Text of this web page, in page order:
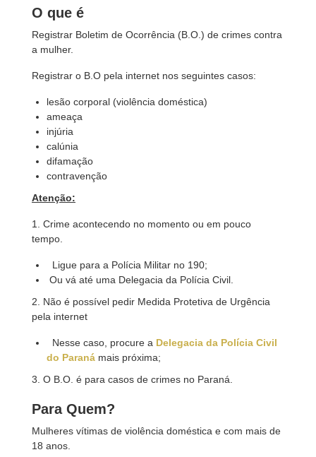
O que é
Registrar Boletim de Ocorrência (B.O.) de crimes contra
a mulher.
Registrar o B.O pela internet nos seguintes casos:
lesão corporal (violência doméstica)
ameaça
injúria
calúnia
difamação
contravenção
Atenção:
1. Crime acontecendo no momento ou em pouco
tempo.
Ligue para a Polícia Militar no 190;
Ou vá até uma Delegacia da Polícia Civil.
2. Não é possível pedir Medida Protetiva de Urgência
pela internet
Nesse caso, procure a Delegacia da Polícia Civil
do Paraná mais próxima;
3. O B.O. é para casos de crimes no Paraná.
Para Quem?
Mulheres vítimas de violência doméstica e com mais de
18 anos.